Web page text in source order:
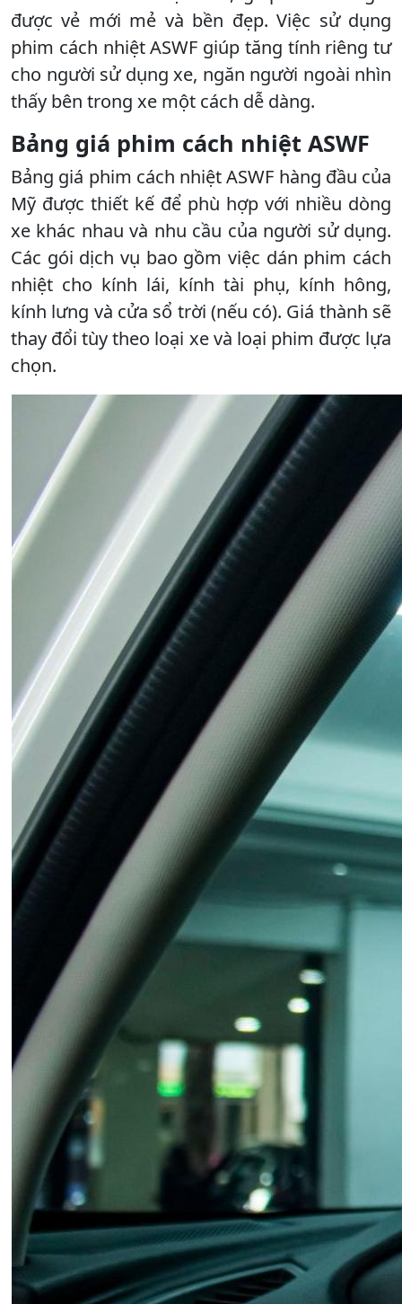
được vẻ mới mẻ và bền đẹp. Việc sử dụng
phim cách nhiệt ASWF giúp tăng tính riêng tư
cho người sử dụng xe, ngăn người ngoài nhìn
thấy bên trong xe một cách dễ dàng.
Bảng giá phim cách nhiệt ASWF
Bảng giá phim cách nhiệt ASWF hàng đầu của
Mỹ được thiết kế để phù hợp với nhiều dòng
xe khác nhau và nhu cầu của người sử dụng.
Các gói dịch vụ bao gồm việc dán phim cách
nhiệt cho kính lái, kính tài phụ, kính hông,
kính lưng và cửa sổ trời (nếu có). Giá thành sẽ
thay đổi tùy theo loại xe và loại phim được lựa
chọn.